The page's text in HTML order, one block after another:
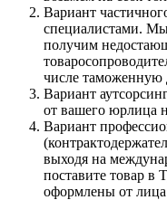
Вариант
специалистами.
получим
числе таможенную
Вариант
от вашего юрлица
Вариант
выходя на
поставите товар в
оформлены от